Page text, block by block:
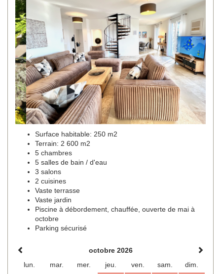
Surface habitable: 250 m2
Terrain: 2 600 m2
5 chambres
5 salles de bain / d'eau
3 salons
2 cuisines
Vaste terrasse
Vaste jardin
Piscine à débordement, chauffée, ouverte de mai à
octobre
Parking sécurisé
octobre 2026
lun.
mar. mer. jeu. ven. sam.
dim.